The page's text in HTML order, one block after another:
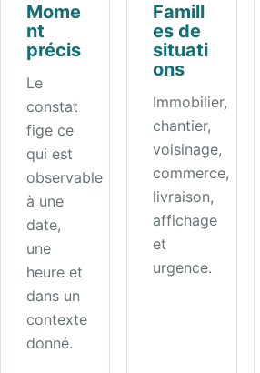
Mome
nt
précis
Le
constat
fige ce
qui est
observable
à une
date,
une
heure et
dans un
contexte
donné.
Famill
es de
situati
ons
Immobilier,
chantier,
voisinage,
commerce,
livraison,
affichage
et
urgence.